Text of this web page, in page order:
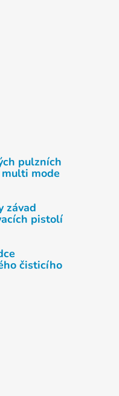
pulzních
mode
závad
pistolí
čisticího